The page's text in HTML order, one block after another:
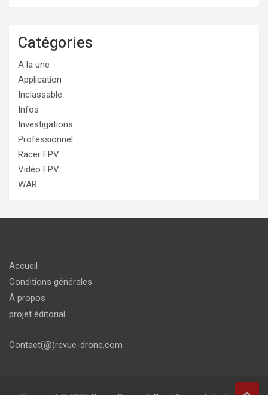
Catégories
A la une
Application
Inclassable
Infos
Investigations.
Professionnel
Racer FPV
Vidéo FPV
WAR
Accueil
Conditions générales
À propos
projet éditorial
Contact(@)revue-drone.com